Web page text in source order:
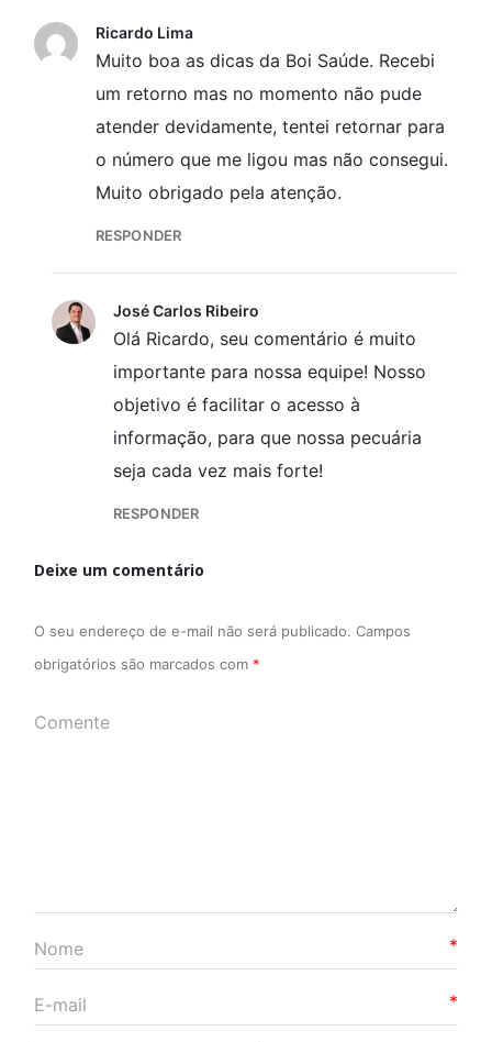
Ricardo Lima
Muito boa as dicas da Boi Saúde. Recebi
um retorno mas no momento não pude
atender devidamente, tentei retornar para
o número que me ligou mas não consegui.
Muito obrigado pela atenção.
RESPONDER
José Carlos Ribeiro
Olá Ricardo, seu comentário é muito
importante para nossa equipe! Nosso
objetivo é facilitar o acesso à
informação, para que nossa pecuária
seja cada vez mais forte!
RESPONDER
Deixe um comentário
O seu endereço de e-mail não será publicado. Campos
obrigatórios são marcados com *
*
*